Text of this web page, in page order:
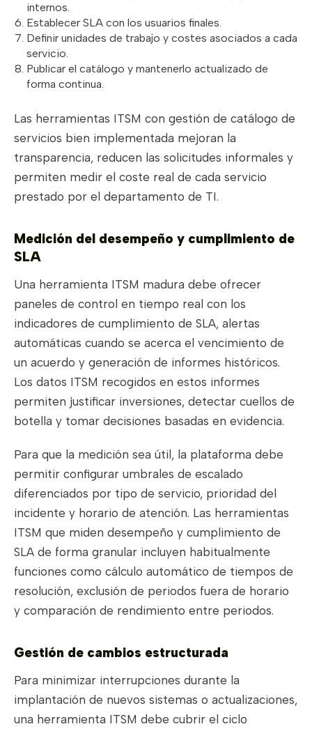
internos.
Establecer SLA con los usuarios finales.
Definir unidades de trabajo y costes asociados a cada
servicio.
Publicar el catálogo y mantenerlo actualizado de
forma continua.
Las herramientas ITSM con gestión de catálogo de
servicios bien implementada mejoran la
transparencia, reducen las solicitudes informales y
permiten medir el coste real de cada servicio
prestado por el departamento de TI.
Medición del desempeño y cumplimiento de
SLA
Una herramienta ITSM madura debe ofrecer
paneles de control en tiempo real con los
indicadores de cumplimiento de SLA, alertas
automáticas cuando se acerca el vencimiento de
un acuerdo y generación de informes históricos.
Los datos ITSM recogidos en estos informes
permiten justificar inversiones, detectar cuellos de
botella y tomar decisiones basadas en evidencia.
Para que la medición sea útil, la plataforma debe
permitir configurar umbrales de escalado
diferenciados por tipo de servicio, prioridad del
incidente y horario de atención. Las herramientas
ITSM que miden desempeño y cumplimiento de
SLA de forma granular incluyen habitualmente
funciones como cálculo automático de tiempos de
resolución, exclusión de periodos fuera de horario
y comparación de rendimiento entre periodos.
Gestión de cambios estructurada
Para minimizar interrupciones durante la
implantación de nuevos sistemas o actualizaciones,
una herramienta ITSM debe cubrir el ciclo